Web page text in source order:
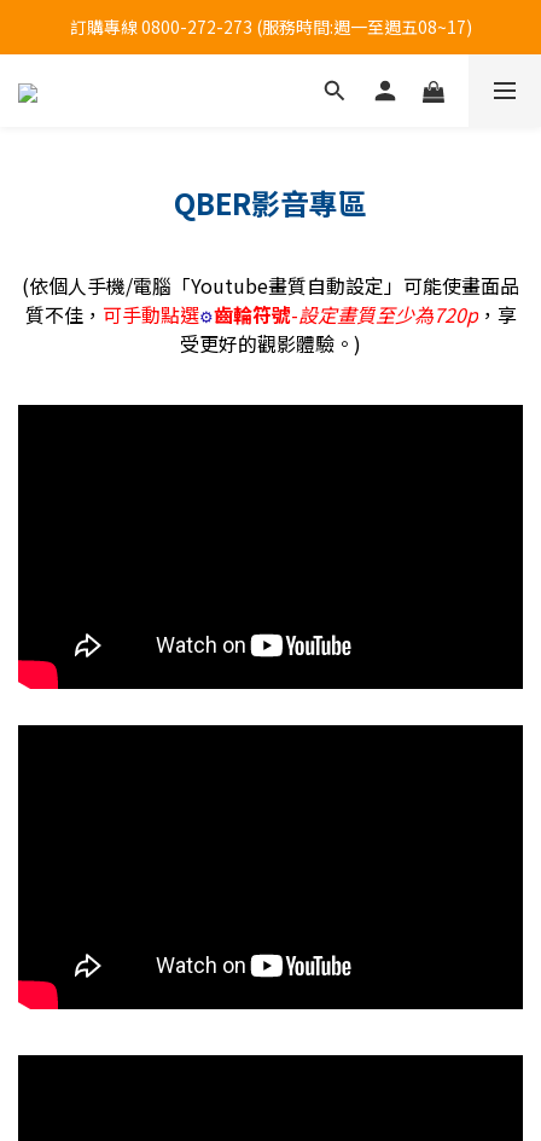
訂購專線 0800-272-273 (服務時間:週一至週五08~17)
訂購專線 0800-272-273 (服務時間:週一至週五08~17)
全台大樹藥局方便買(僅販售貼布系列商品)-限時優惠中!
QBER影音專區
(依個人手機/電腦「Youtube畫質自動設定」可能使畫面品
質不佳， 可手動點選⚙️齒輪符號-設定畫質至少為720p， 享
受更好的觀影體驗。)